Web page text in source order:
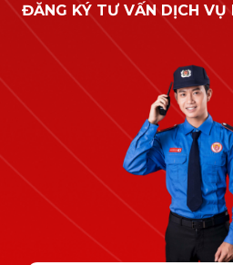
ĐĂNG KÝ TƯ VẤN DỊCH VỤ